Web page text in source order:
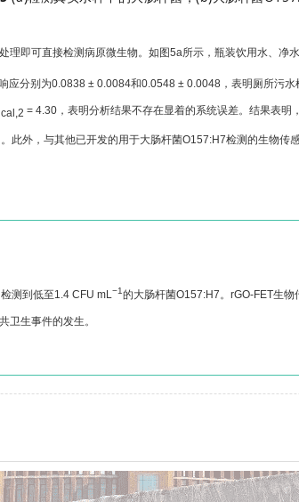
即可直接检测病原微生物。如图5a所示，瓶装饮用水、
应分别为0.0838 ± 0.0084和0.0548 ± 0.0048，表明厕所
= 4.30，表明分析结果不存在显着的系统误差。结果表
外，与其他已开发的用于大肠杆菌O157:H7检测的生物
测到低至1.4 CFU mL−1的大肠杆菌O157:H7。rGO-FET生
卫生事件的发生。